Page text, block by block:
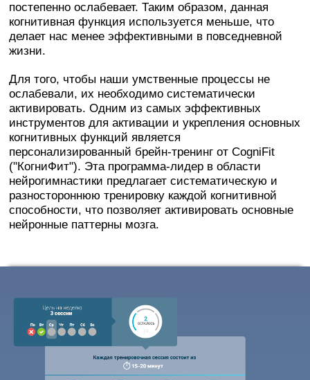
постепенно ослабевает. Таким образом, данная
когнитивная функция используется меньше, что
делает нас менее эффективными в повседневной
жизни.
Для того, чтобы наши умственные процессы не
ослабевали, их необходимо систематически
активировать. Одним из самых эффективных
инструментов для активации и укрепления основных
когнитивных функций является
персонализированный брейн-тренинг от CogniFit
("КогниФит"). Эта программа-лидер в области
нейрогимнастики предлагает систематическую и
разностороннюю тренировку каждой когнитивной
способности, что позволяет активировать основные
нейронные паттерны мозга.